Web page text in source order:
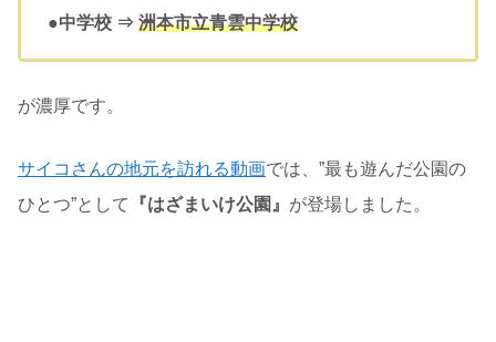
●中学校 ⇒ 洲本市立青雲中学校
が濃厚です。
サイコさんの地元を訪れる動画では、”最も遊んだ公園の
ひとつ”として
『はざまいけ公園』 が登場しました。